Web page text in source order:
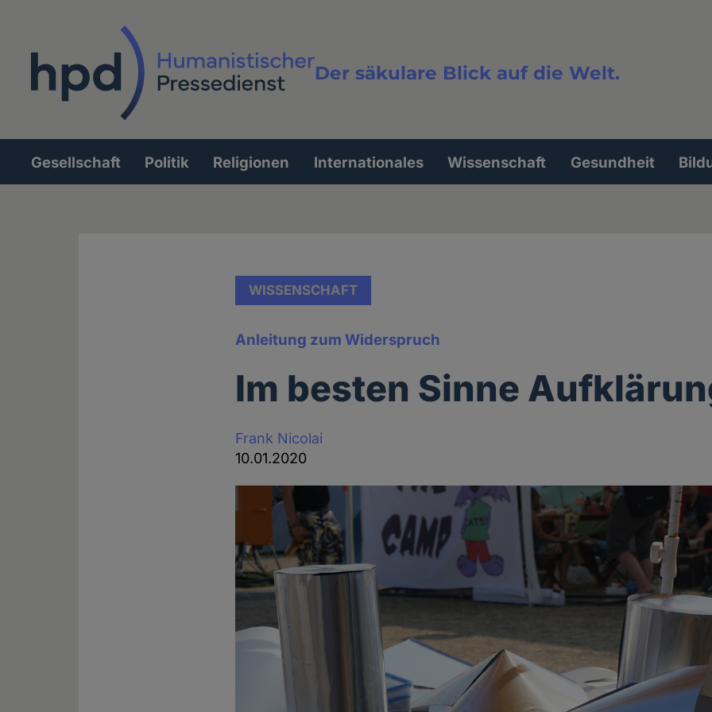
Der säkulare Blick auf die Welt.
Volltextsuche
Hauptnavigation
Gesellschaft Politik Religionen Internationales Wissenschaft Gesundheit
WISSENSCHAFT
Anleitung zum Widerspruch
Im besten Sinne
Frank Nicolai
10.01.2020